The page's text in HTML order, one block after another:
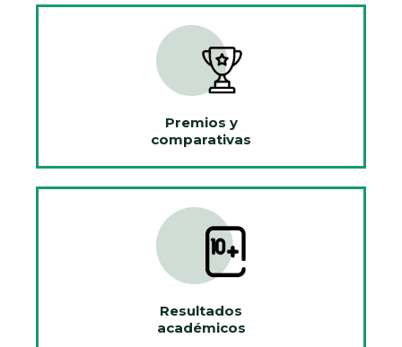
Premios y
comparativas
Resultados
académicos